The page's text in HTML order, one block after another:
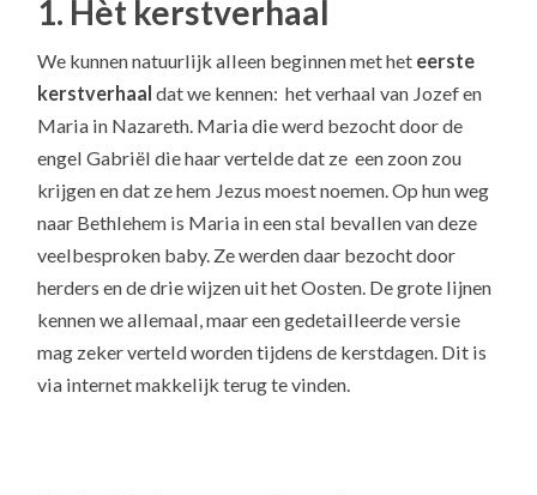
1. Hèt kerstverhaal
We kunnen natuurlijk alleen beginnen met het eerste
kerstverhaal dat we kennen: het verhaal van Jozef en
Maria in Nazareth. Maria die werd bezocht door de
engel Gabriël die haar vertelde dat ze een zoon zou
krijgen en dat ze hem Jezus moest noemen. Op hun weg
naar Bethlehem is Maria in een stal bevallen van deze
veelbesproken baby. Ze werden daar bezocht door
herders en de drie wijzen uit het Oosten. De grote lijnen
kennen we allemaal, maar een gedetailleerde versie
mag zeker verteld worden tijdens de kerstdagen. Dit is
via internet makkelijk terug te vinden.